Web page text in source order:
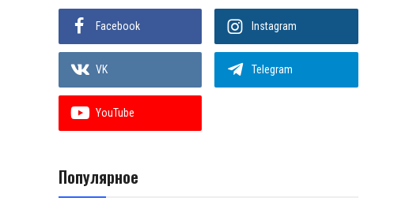
Facebook Instagram
VK Telegram
YouTube
Популярное